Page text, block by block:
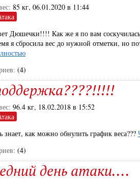
85 кг, 06.01.2020 в 11:44
Дюшечки!!!! Как же я по вам
я сбросила вес до нужной отметки, но
(4)
96.4 кг, 18.02.2018 в 15:52
знает, как можно обнулить график веса???
(4)
день атаки....